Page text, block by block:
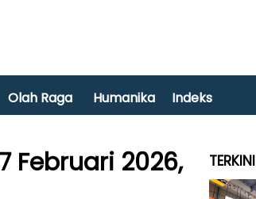
Olah Raga Humanika Indeks
Februari 2026,
TERKINI